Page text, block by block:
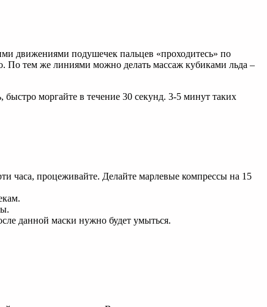
движениями подушечек пальцев «проходитесь» по
По тем же линиями можно делать массаж кубиками льда –
быстро моргайте в течение 30 секунд. 3-5 минут таких
часа, процеживайте. Делайте марлевые компрессы на 15
данной маски нужно будет умыться.